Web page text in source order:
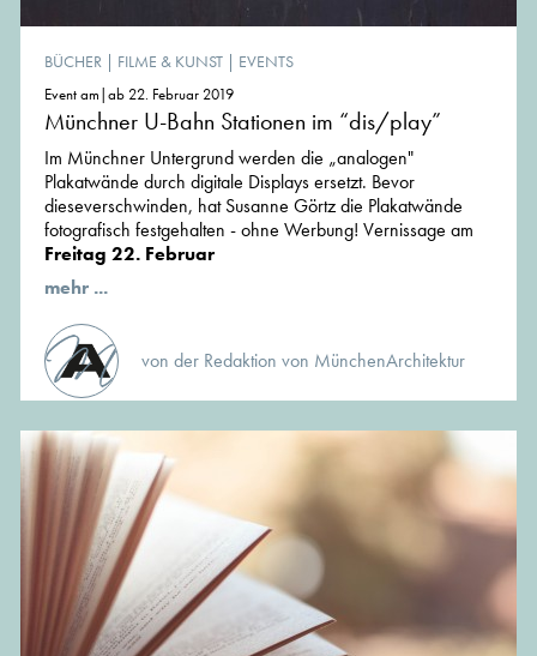
BÜCHER | FILME & KUNST | EVENTS
Event am|ab 22. Februar 2019
Münchner U-Bahn Stationen im “dis/play”
Im Münchner Untergrund werden die „analogen"
Plakatwände durch digitale Displays ersetzt. Bevor
dieseverschwinden, hat Susanne Görtz die Plakatwände
fotografisch festgehalten - ohne Werbung! Vernissage am
Freitag 22. Februar
mehr ...
von der Redaktion von MünchenArchitektur